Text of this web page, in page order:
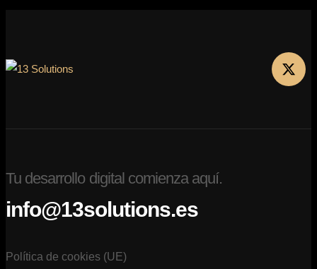
Tu desarrollo digital comienza aquí.
info@13solutions.es
Política de cookies (UE)